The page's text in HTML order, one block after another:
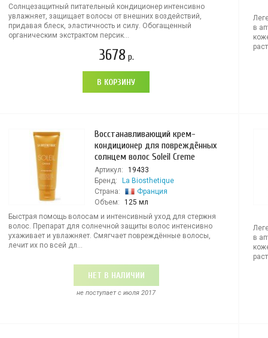
Солнцезащитный питательный кондиционер интенсивно
увлажняет, защищает волосы от внешних воздействий,
придавая блеск, эластичность и силу. Обогащенный
органическим экстрактом персик...
3678 р.
В КОРЗИНУ
в
Восстанавливающий крем-
кондиционер для повреждённых
солнцем волос Soleil Creme
Артикул:
19433
Бренд:
La Biosthetique
Страна:
Франция
Объем:
125 мл
Быстрая помощь волосам и интенсивный уход для стержня
волос. Препарат для солнечной защиты волос интенсивно
ухаживает и увлажняет. Смягчает повреждённые волосы,
лечит их по всей дл...
НЕТ В НАЛИЧИИ
не поступает c июля 2017
в